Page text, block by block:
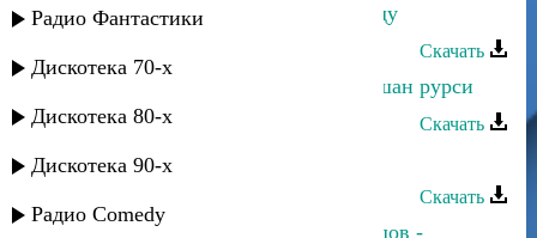
Радио Фантастики
Дискотека 70-х
Дискотека 80-х
Дискотека 90-х
Радио Comedy
Загир Магомедов - Любовь к народу
Скачать
Магомедзапир Магомедов - Дила шан рурси
Скачать
Загир Магомедов - Любовь сильна
Скачать
Зарема Гаджиева и Махач Магомедов -